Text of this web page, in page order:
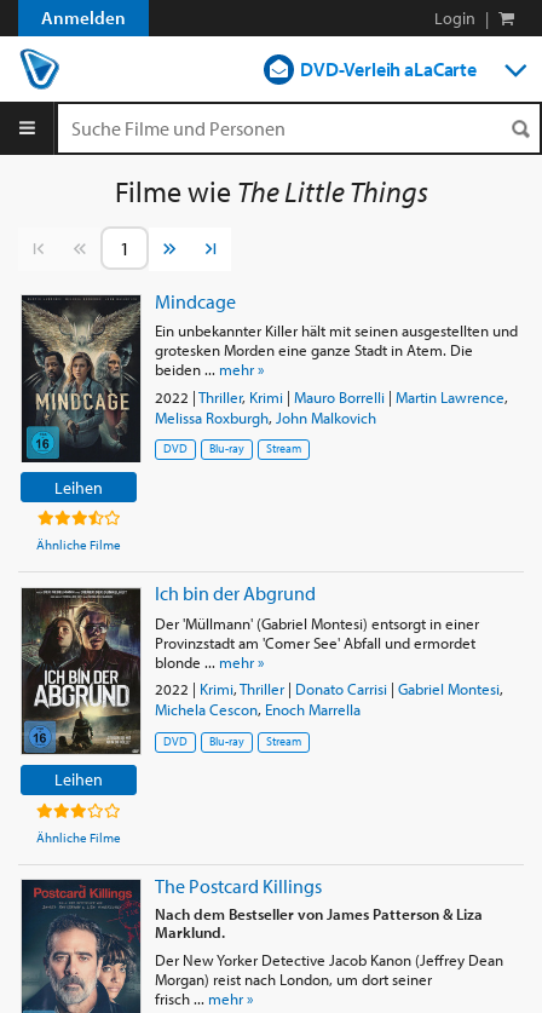
Anmelden Login |
DVD-Verleih aLaCarte
Streamen
Filme wie The Little Things
Vorherige SeiteNächste Seite
Leihen
Ähnliche Filme
Mindcage
Ein unbekannter Killer hält mit seinen ausgestellten und
grotesken Morden eine ganze Stadt in Atem. Die
beiden ... mehr »
2022 |Thriller, Krimi| Mauro Borrelli| Martin Lawrence,
Melissa Roxburgh, John Malkovich
DVD Blu-ray Stream
Leihen
Ähnliche Filme
Ich bin der Abgrund
Der 'Müllmann' (Gabriel Montesi) entsorgt in einer
Provinzstadt am 'Comer See' Abfall und ermordet
blonde ... mehr »
2022 | Krimi,Thriller| Donato Carrisi| Gabriel Montesi,
Michela Cescon, Enoch Marrella
DVD Blu-ray Stream
The Postcard Killings
Nach dem Bestseller von James Patterson & Liza
Marklund.
Der New Yorker Detective Jacob Kanon (Jeffrey Dean
Morgan) reist nach London, um dort seiner
frisch ... mehr »